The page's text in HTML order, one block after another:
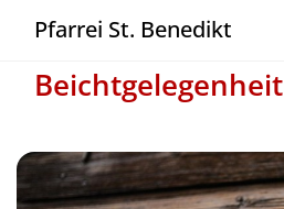
Pfarrei St. Benedikt
Beichtgelegenheit